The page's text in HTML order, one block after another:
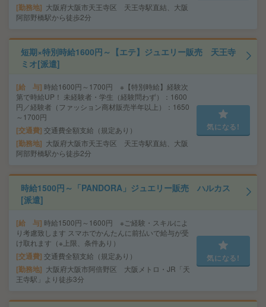
勤務地
大阪府大阪市天王寺区 天王寺駅直結、大阪
阿部野橋駅から徒歩2分
短期×特別時給1600円～【エテ】ジュエリー販売 天王寺
ミオ[派遣]
給 与 時給1600円～1700円 ※【特別時給】経験次
第で時給UP！ 未経験者・学生（経験問わず）：1600
円／経験者（ファッション商材販売半年以上）：1650
～1700円
交通費 交通費全額支給（規定あり）
勤務地
大阪府大阪市天王寺区 天王寺駅直結、大阪
阿部野橋駅から徒歩2分
気になる!
時給1500円～「PANDORA」ジュエリー販売 ハルカス
[派遣]
給 与 時給1500円～1600円 ※ご経験・スキルによ
り考慮致します スマホでかんたんに前払いで給与が受
け取れます（※上限、条件あり）
交通費 交通費全額支給（規定あり）
勤務地
大阪府大阪市阿倍野区 大阪メトロ・JR「天
王寺駅」より徒歩3分
気になる!